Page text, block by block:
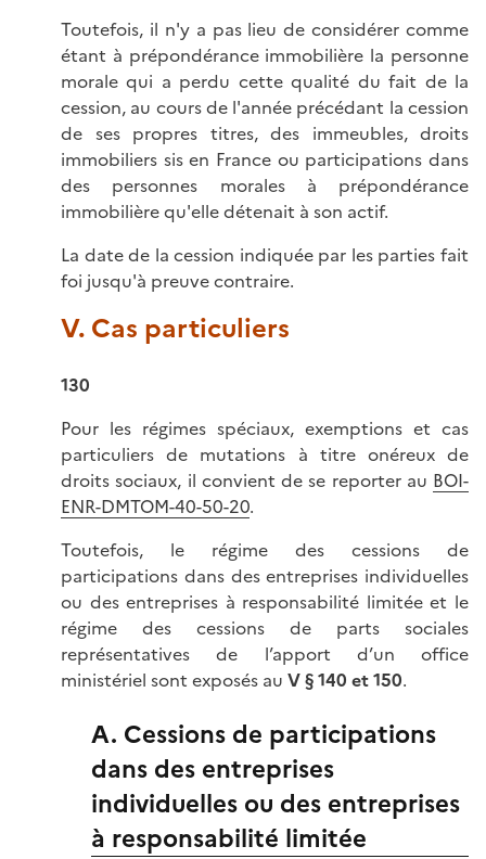
Toutefois, il n'y a pas lieu de considérer comme
étant à prépondérance immobilière la personne
morale qui a perdu cette qualité du fait de la
cession, au cours de l'année précédant la cession
de ses propres titres, des immeubles, droits
immobiliers sis en France ou participations dans
des personnes morales à prépondérance
immobilière qu'elle détenait à son actif.
La date de la cession indiquée par les parties fait
foi jusqu'à preuve contraire.
V. Cas particuliers
130
Pour les régimes spéciaux, exemptions et cas
particuliers de mutations à titre onéreux de
droits sociaux, il convient de se reporter au BOI-
ENR-DMTOM-40-50-20.
Toutefois, le régime des cessions de
participations dans des entreprises individuelles
ou des entreprises à responsabilité limitée et le
régime des cessions de parts sociales
représentatives de l’apport d’un office
ministériel sont exposés au V § 140 et 150.
A. Cessions de participations
dans des entreprises
individuelles ou des entreprises
à responsabilité limitée